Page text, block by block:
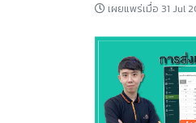
เผยแพร่เมื่อ 31 Jul